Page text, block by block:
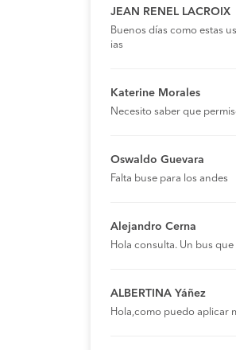
JEAN RENEL LACROIX
Buenos días como estas
ias
Katerine Morales
Necesito saber que
Oswaldo Guevara
Falta buse para los andes
Alejandro Cerna
Hola consulta. Un bus
ALBERTINA Yáñez
Hola,como puedo aplicar